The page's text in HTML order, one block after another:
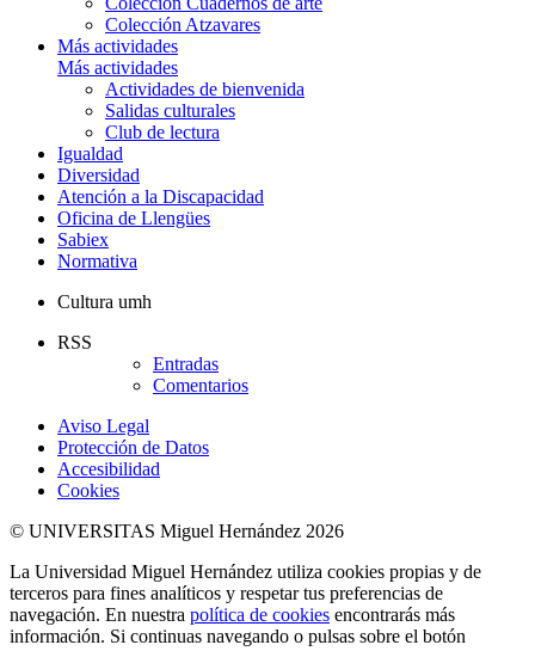
Colección Atzavares
Más actividades
Más actividades
Actividades de bienvenida
Salidas culturales
Club de lectura
Igualdad
Diversidad
Atención a la Discapacidad
Oficina de Llengües
Sabiex
Normativa
Cultura umh
RSS
Entradas
Comentarios
Aviso Legal
Protección de Datos
Accesibilidad
Cookies
© UNIVERSITAS Miguel Hernández 2026
La Universidad Miguel Hernández utiliza cookies propias y de
terceros para fines analíticos y respetar tus preferencias de
navegación. En nuestra política de cookies encontrarás más
información. Si continuas navegando o pulsas sobre el botón